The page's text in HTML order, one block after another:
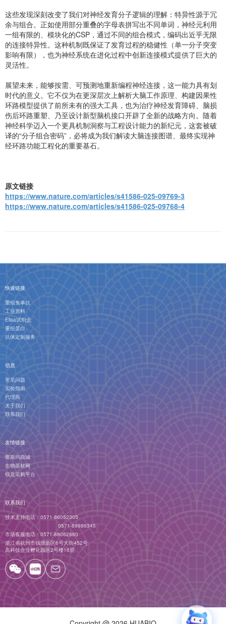
这些发现深刻改变了我们对神经发育分子逻辑的理解：特异性源于冗
余与组合。正如使用部分重叠的字母表拼写出不同单词，神经元利用
一组有限的、模块化的CSP，通过不同的组合模式，编码出近乎无限
的连接特异性。这种机制既保证了发育过程的稳健性（单一分子突变
影响有限），也为神经系统在进化过程中创新连接模式提供了巨大的
灵活性。
展望未来，能够按需、可预测地重新编程神经连接，这一能力具有划
时代的意义。它不仅为在更深层次上解析大脑工作原理、构建因果性
环路模型提供了前所未有的强大工具，也为治疗神经发育障碍、脑损
伤后环路重塑、乃至设计新型脑机接口开辟了全新的战略方向。随着
神经科学迈入一个更具机制洞察与工程设计能力的新纪元，这套被破
译的“分子组合密码”，必将成为我们解读大脑连接图谱、最终实现神
经环路功能工程化的重要基石。
原文链接
https://www.nature.com/articles/s41586-025-09769-3
https://www.nature.com/articles/s41586-025-09768-4
快速链接
重组兔单抗
工业原料
Elisa试剂盒
重组蛋白
抗体定制服务
信息
常见问题
实验指南
代理商
关于我们
联系我们
友情链接
喀斯玛商城
生物器材网
锐竞采购平台
联系我们
技术支持电话： 0571-86052305
0571-89986345
市场客服电话：0571-88062880
浙江省杭州市钱塘新区6号大街452号
高科技企业孵化园区2号楼16层